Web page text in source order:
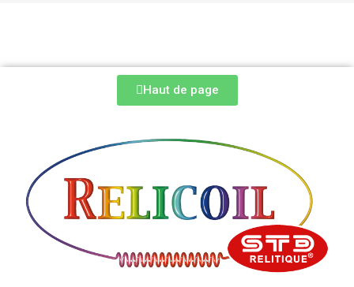
Haut de page